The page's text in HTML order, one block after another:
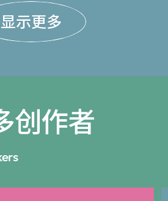
显示更多
创作者